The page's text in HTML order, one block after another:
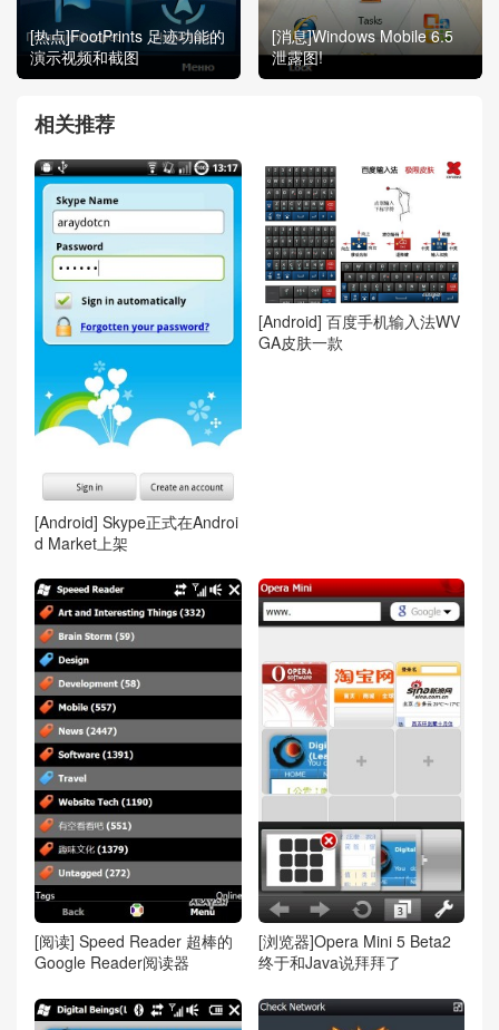
[热点]FootPrints 足迹功能的
演示视频和截图
[消息]Windows Mobile 6.5
泄露图!
相关推荐
[Android] Skype正式在Androi
d Market上架
[Android] 百度手机输入法WV
GA皮肤一款
[阅读] Speed Reader 超棒的
Google Reader阅读器
[浏览器]Opera Mini 5 Beta2
终于和Java说拜拜了